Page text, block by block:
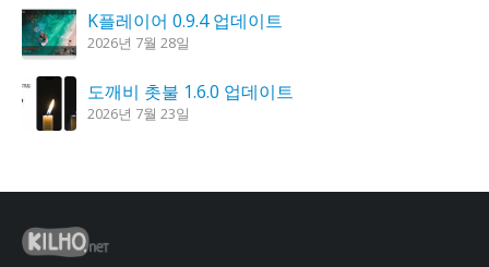
K플레이어 0.9.4 업데이트
2026년 7월 28일
도깨비 촛불 1.6.0 업데이트
2026년 7월 23일
꿈의세계 1.3.0 – 꿈해몽, 꿈풀이
2026년 7월 30일